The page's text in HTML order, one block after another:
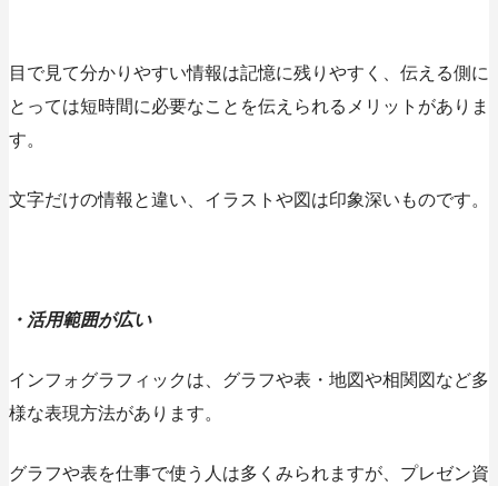
目で見て分かりやすい情報は記憶に残りやすく、伝える側に
とっては短時間に必要なことを伝えられる メリットがありま
す。
文字だけの情報と違い、イラストや図は印象深いものです。
・活用範囲が広い
インフォグラフィックは、グラフや表・地図や相関図など多
様な表現方法があります。
グラフや表を仕事で使う人は多くみられますが、プレゼン資